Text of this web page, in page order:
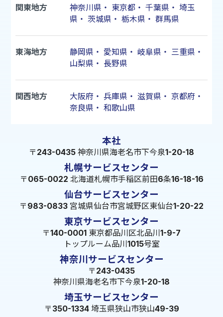
関東地方 神奈川県 ・ 東京都・ 千葉県 ・ 埼玉
県 ・ 茨城県 ・ 栃木県 ・ 群馬県
東海地方 静岡県 ・ 愛知県 ・ 岐阜県 ・ 三重県 ・
山梨県 ・ 長野県
関西地方 大阪府 ・ 兵庫県 ・ 滋賀県 ・ 京都府 ・
奈良県 ・ 和歌山県
本社
〒243-0435 神奈川県海老名市下今泉1-20-18
札幌サービスセンター
〒065-0022 北海道札幌市手稲区前田6条16-18-16
仙台サービスセンター
〒983-0833 宮城県仙台市宮城野区東仙台1-20-22
東京サービスセンター
〒140-0001 東京都品川区北品川1-9-7
トップルーム品川1015号室
神奈川サービスセンター
〒243-0435
神奈川県海老名市下今泉1-20-18
埼玉サービスセンター
〒350-1334 埼玉県狭山市狭山49-39